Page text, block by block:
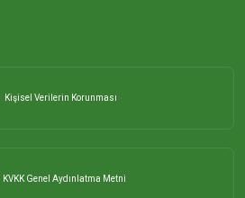
Kişisel Verilerin Korunması
KVKK Genel Aydınlatma Metni